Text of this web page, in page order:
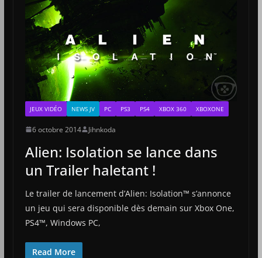
JEUX VIDÉO NEWS JV PC PS3 PS4 XBOX 360 XBOXONE
6 octobre 2014 Jihnkoda
Alien: Isolation se lance dans
un Trailer haletant !
Le trailer de lancement d’Alien: Isolation™ s’annonce
un jeu qui sera disponible dès demain sur Xbox One,
PS4™, Windows PC,
Read More